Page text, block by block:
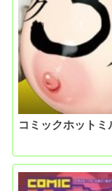
コミックホット